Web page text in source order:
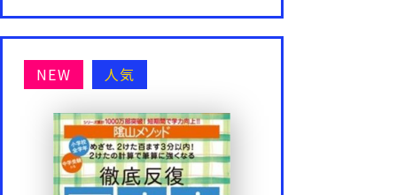
NEW 人気